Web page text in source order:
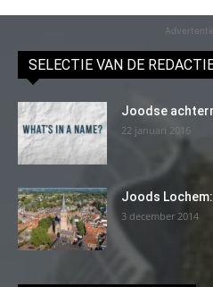
SELECTIE VAN DE
Joodse
22 januari 2016
Joods
3 december 2014